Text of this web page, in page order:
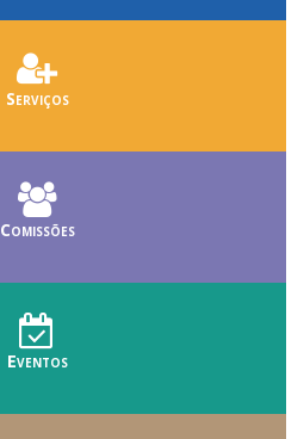
Serviços
Comissões
Eventos